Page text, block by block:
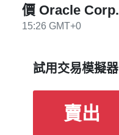
價 Oracle Corp.
15:26 GMT+0
試用交易模擬器
賣出